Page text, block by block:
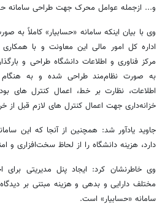
و... ازجمله عوامل محرک جهت طراحی سامانه
وی با بیان اینکه سامانه «حسابیار» کاملاً به
اداره کل امور مالی این معاونت و با همکاری
مرکز فناوری و اطلاعات دانشگاه طراحی و
به صورت نظام‌مند طراحی شده و به هنگام
اطلاعات، نظارت بر خط، اعمال کنترل های
خزانه‌داری جهت اعمال کنترل های لازم قبل از
جاوید یادآور شد: همچنین از آنجا که این
دارد، هزینه دانشگاه را از لحاظ سخت‌افزاری و
وی خاطرنشان کرد: ایجاد پنل مدیریتی
مختلف دارایی و بدهی و هزینه مبتنی بر
سامانه «حسابیار» است.